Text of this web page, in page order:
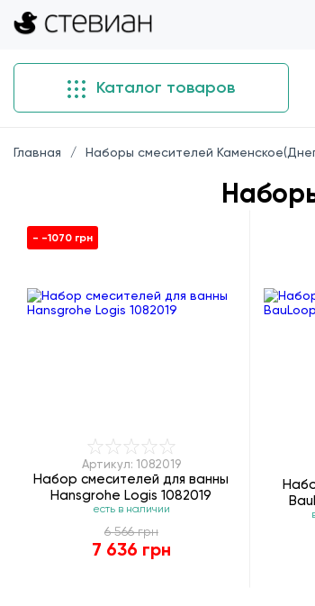
Каталог товаров
Главная Наборы смесителей
- -1070 грн
Артикул: 1082019
Набор смесителей для ванны
Hansgrohe Logis 1082019
есть в наличии
6 566 грн
7 636 грн